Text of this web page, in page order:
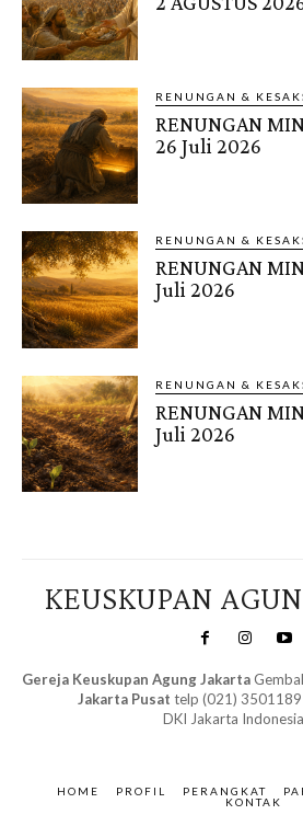
RENUNGAN &
RENUNGAN
26 Juli 2026
RENUNGAN &
RENUNGAN
Juli 2026
RENUNGAN &
RENUNGAN
Juli 2026
KEUSKUPAN
Gereja Keuskupan Agung Jakarta
Jakarta Pusat telp (021) 3501189
DKI Jakarta Indonesia
HOME PROFIL PERANGKAT
KONTAK